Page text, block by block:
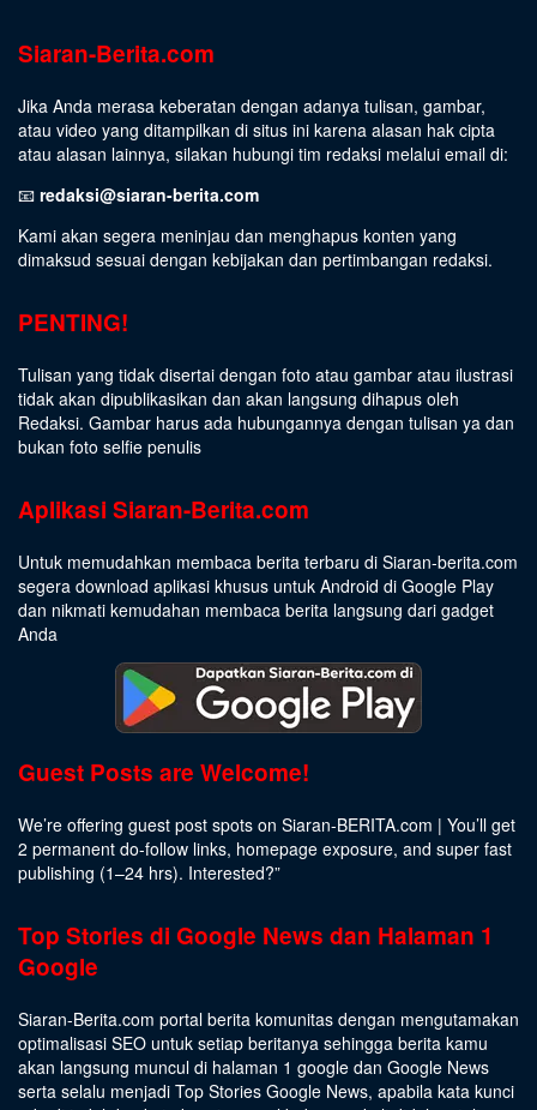
Siaran-Berita.com
Jika Anda merasa keberatan dengan adanya tulisan, gambar,
atau video yang ditampilkan di situs ini karena alasan hak cipta
atau alasan lainnya, silakan hubungi tim redaksi melalui email di:
📧 redaksi@siaran-berita.com
Kami akan segera meninjau dan menghapus konten yang
dimaksud sesuai dengan kebijakan dan pertimbangan redaksi.
PENTING!
Tulisan yang tidak disertai dengan foto atau gambar atau ilustrasi
tidak akan dipublikasikan dan akan langsung dihapus oleh
Redaksi. Gambar harus ada hubungannya dengan tulisan ya dan
bukan foto selfie penulis
Aplikasi Siaran-Berita.com
Untuk memudahkan membaca berita terbaru di Siaran-berita.com
segera download aplikasi khusus untuk Android di Google Play
dan nikmati kemudahan membaca berita langsung dari gadget
Anda
Guest Posts are Welcome!
We’re offering guest post spots on Siaran-BERITA.com | You’ll get
2 permanent do-follow links, homepage exposure, and super fast
publishing (1–24 hrs). Interested?”
Top Stories di Google News dan Halaman 1
Google
Siaran-Berita.com portal berita komunitas dengan mengutamakan
optimalisasi SEO untuk setiap beritanya sehingga berita kamu
akan langsung muncul di halaman 1 google dan Google News
serta selalu menjadi Top Stories Google News, apabila kata kunci